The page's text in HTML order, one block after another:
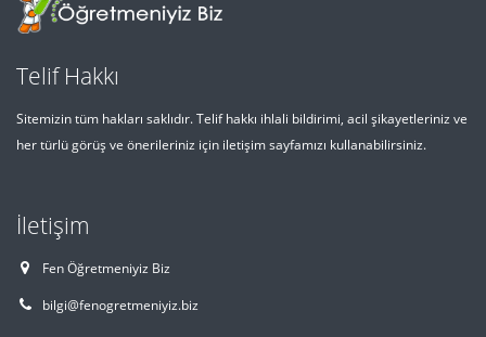
Telif Hakkı
Sitemizin tüm hakları saklıdır. Telif hakkı ihlali bildirimi, acil şikayetleriniz ve
her türlü görüş ve önerileriniz için iletişim sayfamızı kullanabilirsiniz.
İletişim
Fen Öğretmeniyiz Biz
bilgi@fenogretmeniyiz.biz